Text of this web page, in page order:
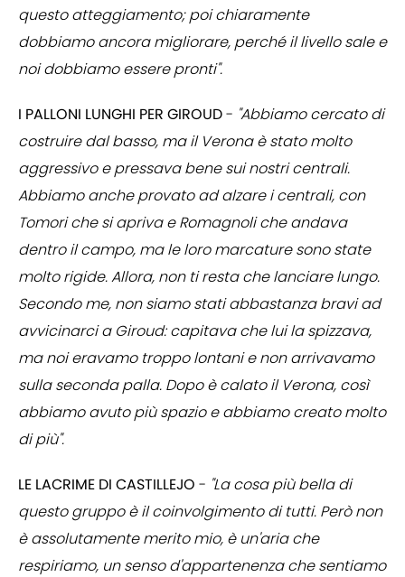
questo atteggiamento; poi chiaramente
dobbiamo ancora migliorare, perché il livello sale e
noi dobbiamo essere pronti".
I PALLONI LUNGHI PER GIROUD- "Abbiamo cercato di
costruire dal basso, ma il Verona è stato molto
aggressivo e pressava bene sui nostri centrali.
Abbiamo anche provato ad alzare i centrali, con
Tomori che si apriva e Romagnoli che andava
dentro il campo, ma le loro marcature sono state
molto rigide. Allora, non ti resta che lanciare lungo.
Secondo me, non siamo stati abbastanza bravi ad
avvicinarci a Giroud: capitava che lui la spizzava,
ma noi eravamo troppo lontani e non arrivavamo
sulla seconda palla. Dopo è calato il Verona, così
abbiamo avuto più spazio e abbiamo creato molto
di più".
LE LACRIME DI CASTILLEJO - "La cosa più bella di
questo gruppo è il coinvolgimento di tutti. Però non
è assolutamente merito mio, è un'aria che
respiriamo, un senso d'appartenenza che sentiamo